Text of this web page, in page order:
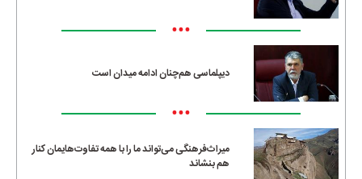
•••
دیپلماسی هم‌چنان ادامه میدان است
•••
میراث‌فرهنگی می‌تواند ما را با همه تفاوت‌هایمان کنار
هم بنشاند